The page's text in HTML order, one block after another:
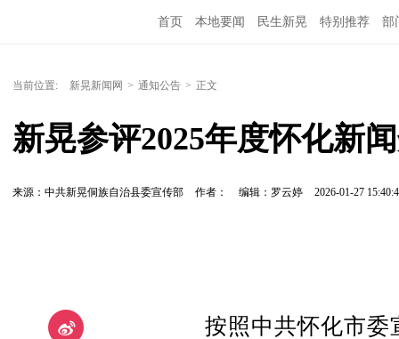
首页 本地要闻 民生新晃 特别推荐 部
当前位置: 新晃新闻网 > 通知公告 > 正文
新晃参评2025年度怀化新
来源：中共新晃侗族自治县委宣传部 作者： 编辑：罗云婷 2026-01-27
按照中共怀化市委